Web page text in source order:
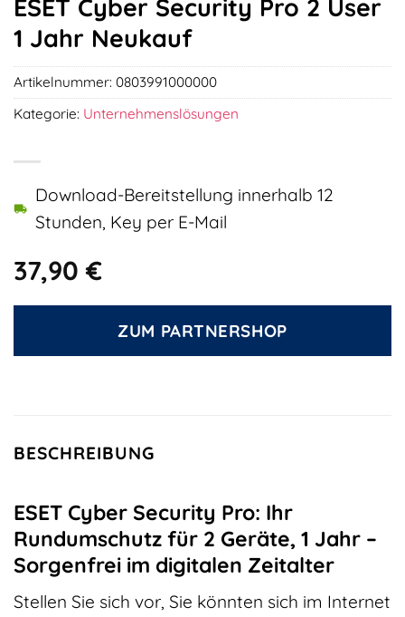
ESET Cyber Security Pro 2 User
1 Jahr Neukauf
37,90€
Download-Bereitstellung innerhalb 12
Stunden, Key per E-Mail
ZUM PARTNERSHOP
Artikelnummer: 0803991000000
Kategorie: Unternehmenslösungen
BESCHREIBUNG
ESET Cyber Security Pro: Ihr
Rundumschutz für 2 Geräte, 1 Jahr –
Sorgenfrei im digitalen Zeitalter
Stellen Sie sich vor, Sie könnten sich im Internet